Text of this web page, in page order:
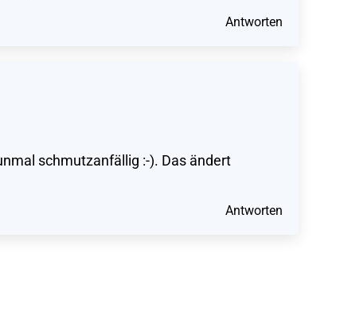
Antworten
schmutzanfällig :-). Das ändert
Antworten